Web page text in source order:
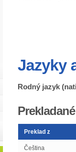
Jazyky
Rodný jazyk
Preklad z
Čeština